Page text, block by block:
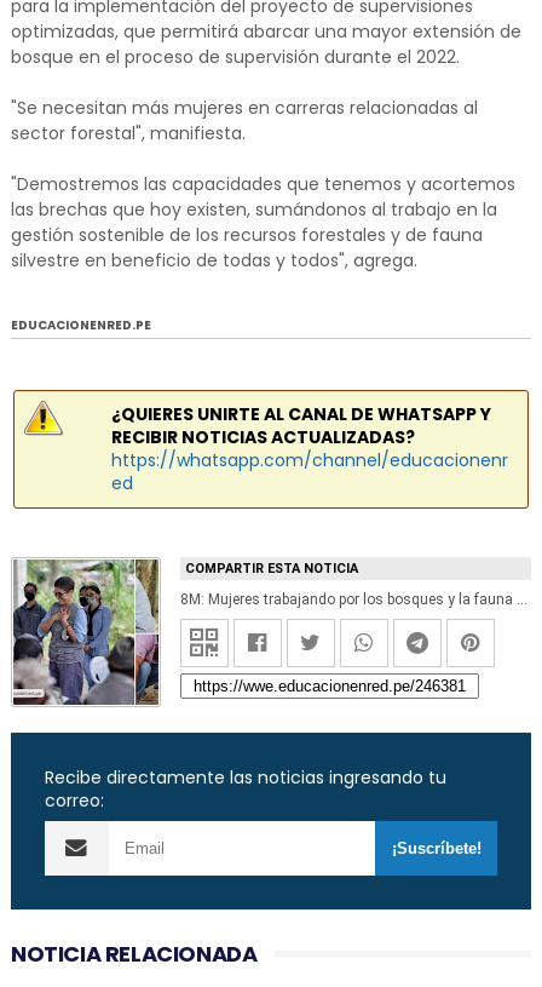
para la implementación del proyecto de supervisiones
optimizadas, que permitirá abarcar una mayor extensión de
bosque en el proceso de supervisión durante el 2022.
"Se necesitan más mujeres en carreras relacionadas al
sector forestal", manifiesta.
"Demostremos las capacidades que tenemos y acortemos
las brechas que hoy existen, sumándonos al trabajo en la
gestión sostenible de los recursos forestales y de fauna
silvestre en beneficio de todas y todos", agrega.
EDUCACIONENRED.PE
¿QUIERES UNIRTE AL CANAL DE WHATSAPP Y
RECIBIR NOTICIAS ACTUALIZADAS?
https://whatsapp.com/channel/educacionenr
ed
COMPARTIR ESTA NOTICIA
8M: Mujeres trabajando por los bosques y la fauna silvestre
Recibe directamente las noticias ingresando tu
correo:
NOTICIA RELACIONADA